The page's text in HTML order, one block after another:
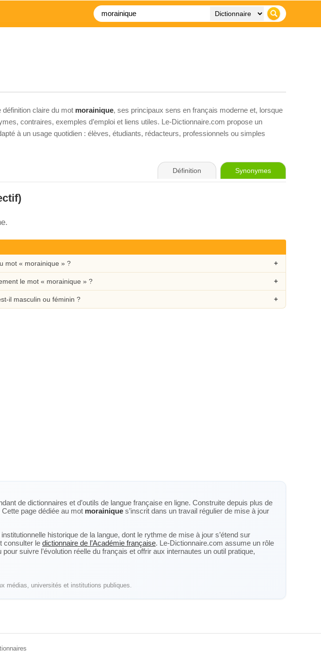
claire du mot morainique, ses principaux sens en français moderne et, lorsque
contraires, exemples d’emploi et liens utiles. Le-Dictionnaire.com propose un
à un usage quotidien : élèves, étudiants, rédacteurs, professionnels ou simples
Définition Synonymes
mot « morainique » ?
le mot « morainique » ?
il masculin ou féminin ?
de dictionnaires et d’outils de langue française en ligne. Construite depuis plus de
page dédiée au mot morainique s’inscrit dans un travail régulier de mise à jour
historique de la langue, dont le rythme de mise à jour s’étend sur
consulter le dictionnaire de l’Académie française. Le-Dictionnaire.com assume un rôle
suivre l’évolution réelle du français et offrir aux internautes un outil pratique,
médias, universités et institutions publiques.